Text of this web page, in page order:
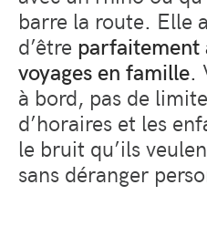
barre la route. Elle
d’être parfaitement
voyages en famille.
à bord, pas de
d’horaires et les
le bruit qu’ils
sans déranger